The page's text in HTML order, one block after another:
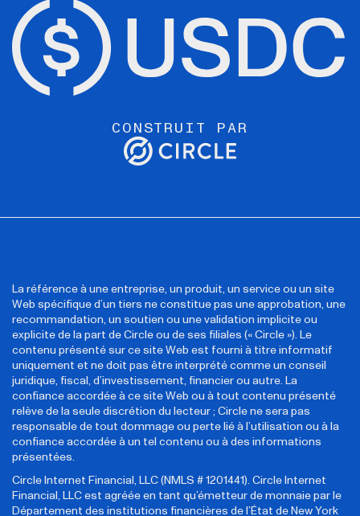
CONSTRUIT PAR
La référence à une entreprise, un produit, un service ou un site
Web spécifique d’un tiers ne constitue pas une approbation, une
recommandation, un soutien ou une validation implicite ou
explicite de la part de Circle ou de ses filiales (« Circle »). Le
contenu présenté sur ce site Web est fourni à titre informatif
uniquement et ne doit pas être interprété comme un conseil
juridique, fiscal, d’investissement, financier ou autre. La
confiance accordée à ce site Web ou à tout contenu présenté
relève de la seule discrétion du lecteur ; Circle ne sera pas
responsable de tout dommage ou perte lié à l’utilisation ou à la
confiance accordée à un tel contenu ou à des informations
présentées.
Circle Internet Financial, LLC (NMLS # 1201441). Circle Internet
Financial, LLC est agréée en tant qu’émetteur de monnaie par le
Département des institutions financières de l’État de New York